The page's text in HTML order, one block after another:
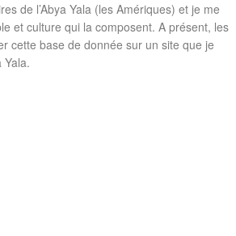
de l’Abya Yala (les Amériques) et je me
et culture qui la composent. A présent, les
cette base de donnée sur un site que je
Yala.